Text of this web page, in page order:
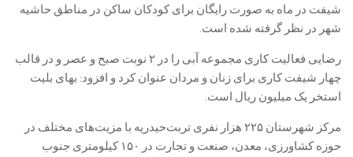
شیفت در ماه به صورت رایگان برای کودکان ساکن در مناطق حاشیه
شهر در نظر گرفته شده‌ است.
رضایی فعالیت کاری مجموعه آبی را در ۲ نوبت صبح و عصر و در قالب
چهار شیفت کاری برای زنان و مردان عنوان کرد و افزود: بهای بلیت
استخر یک میلیون ریال است.
مرکز شهرستان ۲۲۵ هزار نفری تربت‌حیدریه با مزیت‌های مختلف در
حوزه کشاورزی، معدن، صنعت و تجارت در ۱۵۰ کیلومتری جنوب